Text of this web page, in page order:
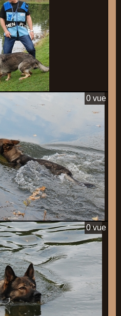
0 vue
0 vue